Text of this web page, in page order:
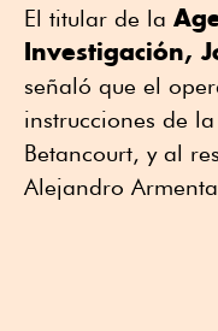
El titular de la
Investigación,
señaló que el
instrucciones de
Betancourt, y al
Alejandro